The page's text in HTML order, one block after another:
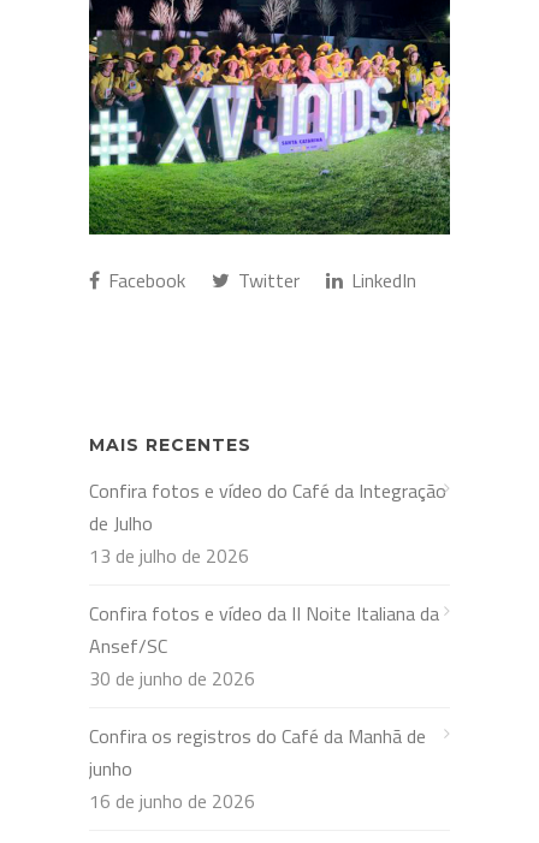
Facebook Twitter LinkedIn
MAIS RECENTES
Confira fotos e vídeo do Café da Integração
de Julho
13 de julho de 2026
Confira fotos e vídeo da II Noite Italiana da
Ansef/SC
30 de junho de 2026
Confira os registros do Café da Manhã de
junho
16 de junho de 2026